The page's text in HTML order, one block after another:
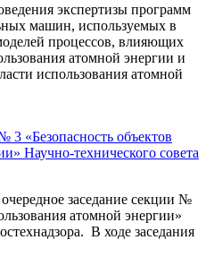
экспертизы программ
машин, используемых в
процессов, влияющих
атомной энергии и
использования атомной
3 «Безопасность объектов
Научно-технического совета
очередное заседание секции №
атомной энергии»
В ходе заседания